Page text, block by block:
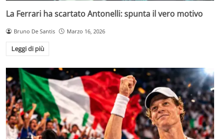
La Ferrari ha scartato Antonelli: spunta il vero motivo
Bruno De Santis Marzo 16, 2026
Leggi di più